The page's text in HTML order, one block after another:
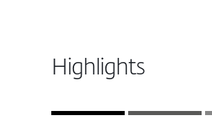
Highlights